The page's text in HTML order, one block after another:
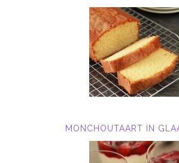
MONCHOUTAART IN